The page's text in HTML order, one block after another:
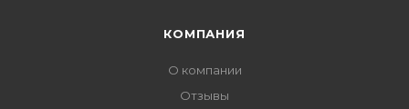
КОМПАНИЯ
О компании
Отзывы